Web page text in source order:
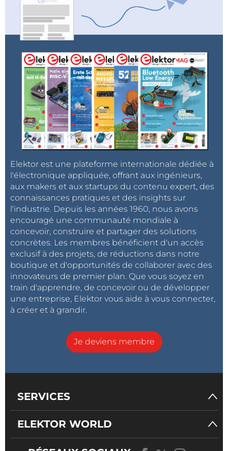
Elektor est une plateforme internationale dédiée à
l'électronique appliquée, offrant aux ingénieurs,
aux makers et aux startups du contenu expert, des
connaissances pratiques et des insights sur
l'industrie. Depuis les années 1960, nous avons
encouragé une communauté mondiale à
concevoir, construire et partager des solutions
concrètes. Les membres bénéficient d'un accès
exclusif à des projets, de réductions dans notre
boutique et d'opportunités de collaborer avec des
innovateurs de premier plan. Que vous soyez en
train d'apprendre, de concevoir ou de développer
une entreprise, Elektor vous aide à vous connecter,
à créer et à grandir.
Je deviens membre
SERVICES
ELEKTOR WORLD